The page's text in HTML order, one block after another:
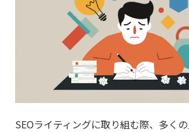
SEOライティングに取り組む際、多く